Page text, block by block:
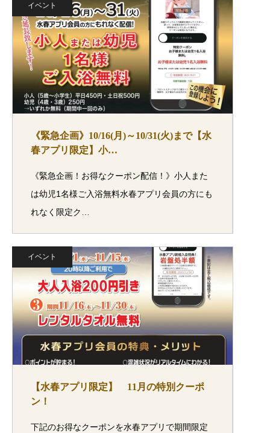
イベント
《緊急企画》10/16(月)～10/31(火)まで【水
春アプリ限定】小…
《緊急企画！お得なクーポン配信！》小人また
は幼児1名様ご入浴無料水春アプリ会員の方にも
れなく限定ク…
イベント
【水春アプリ限定】 11月の特別クーポ
ン！
下記のお得なクーポンを水春アプリで期間限定